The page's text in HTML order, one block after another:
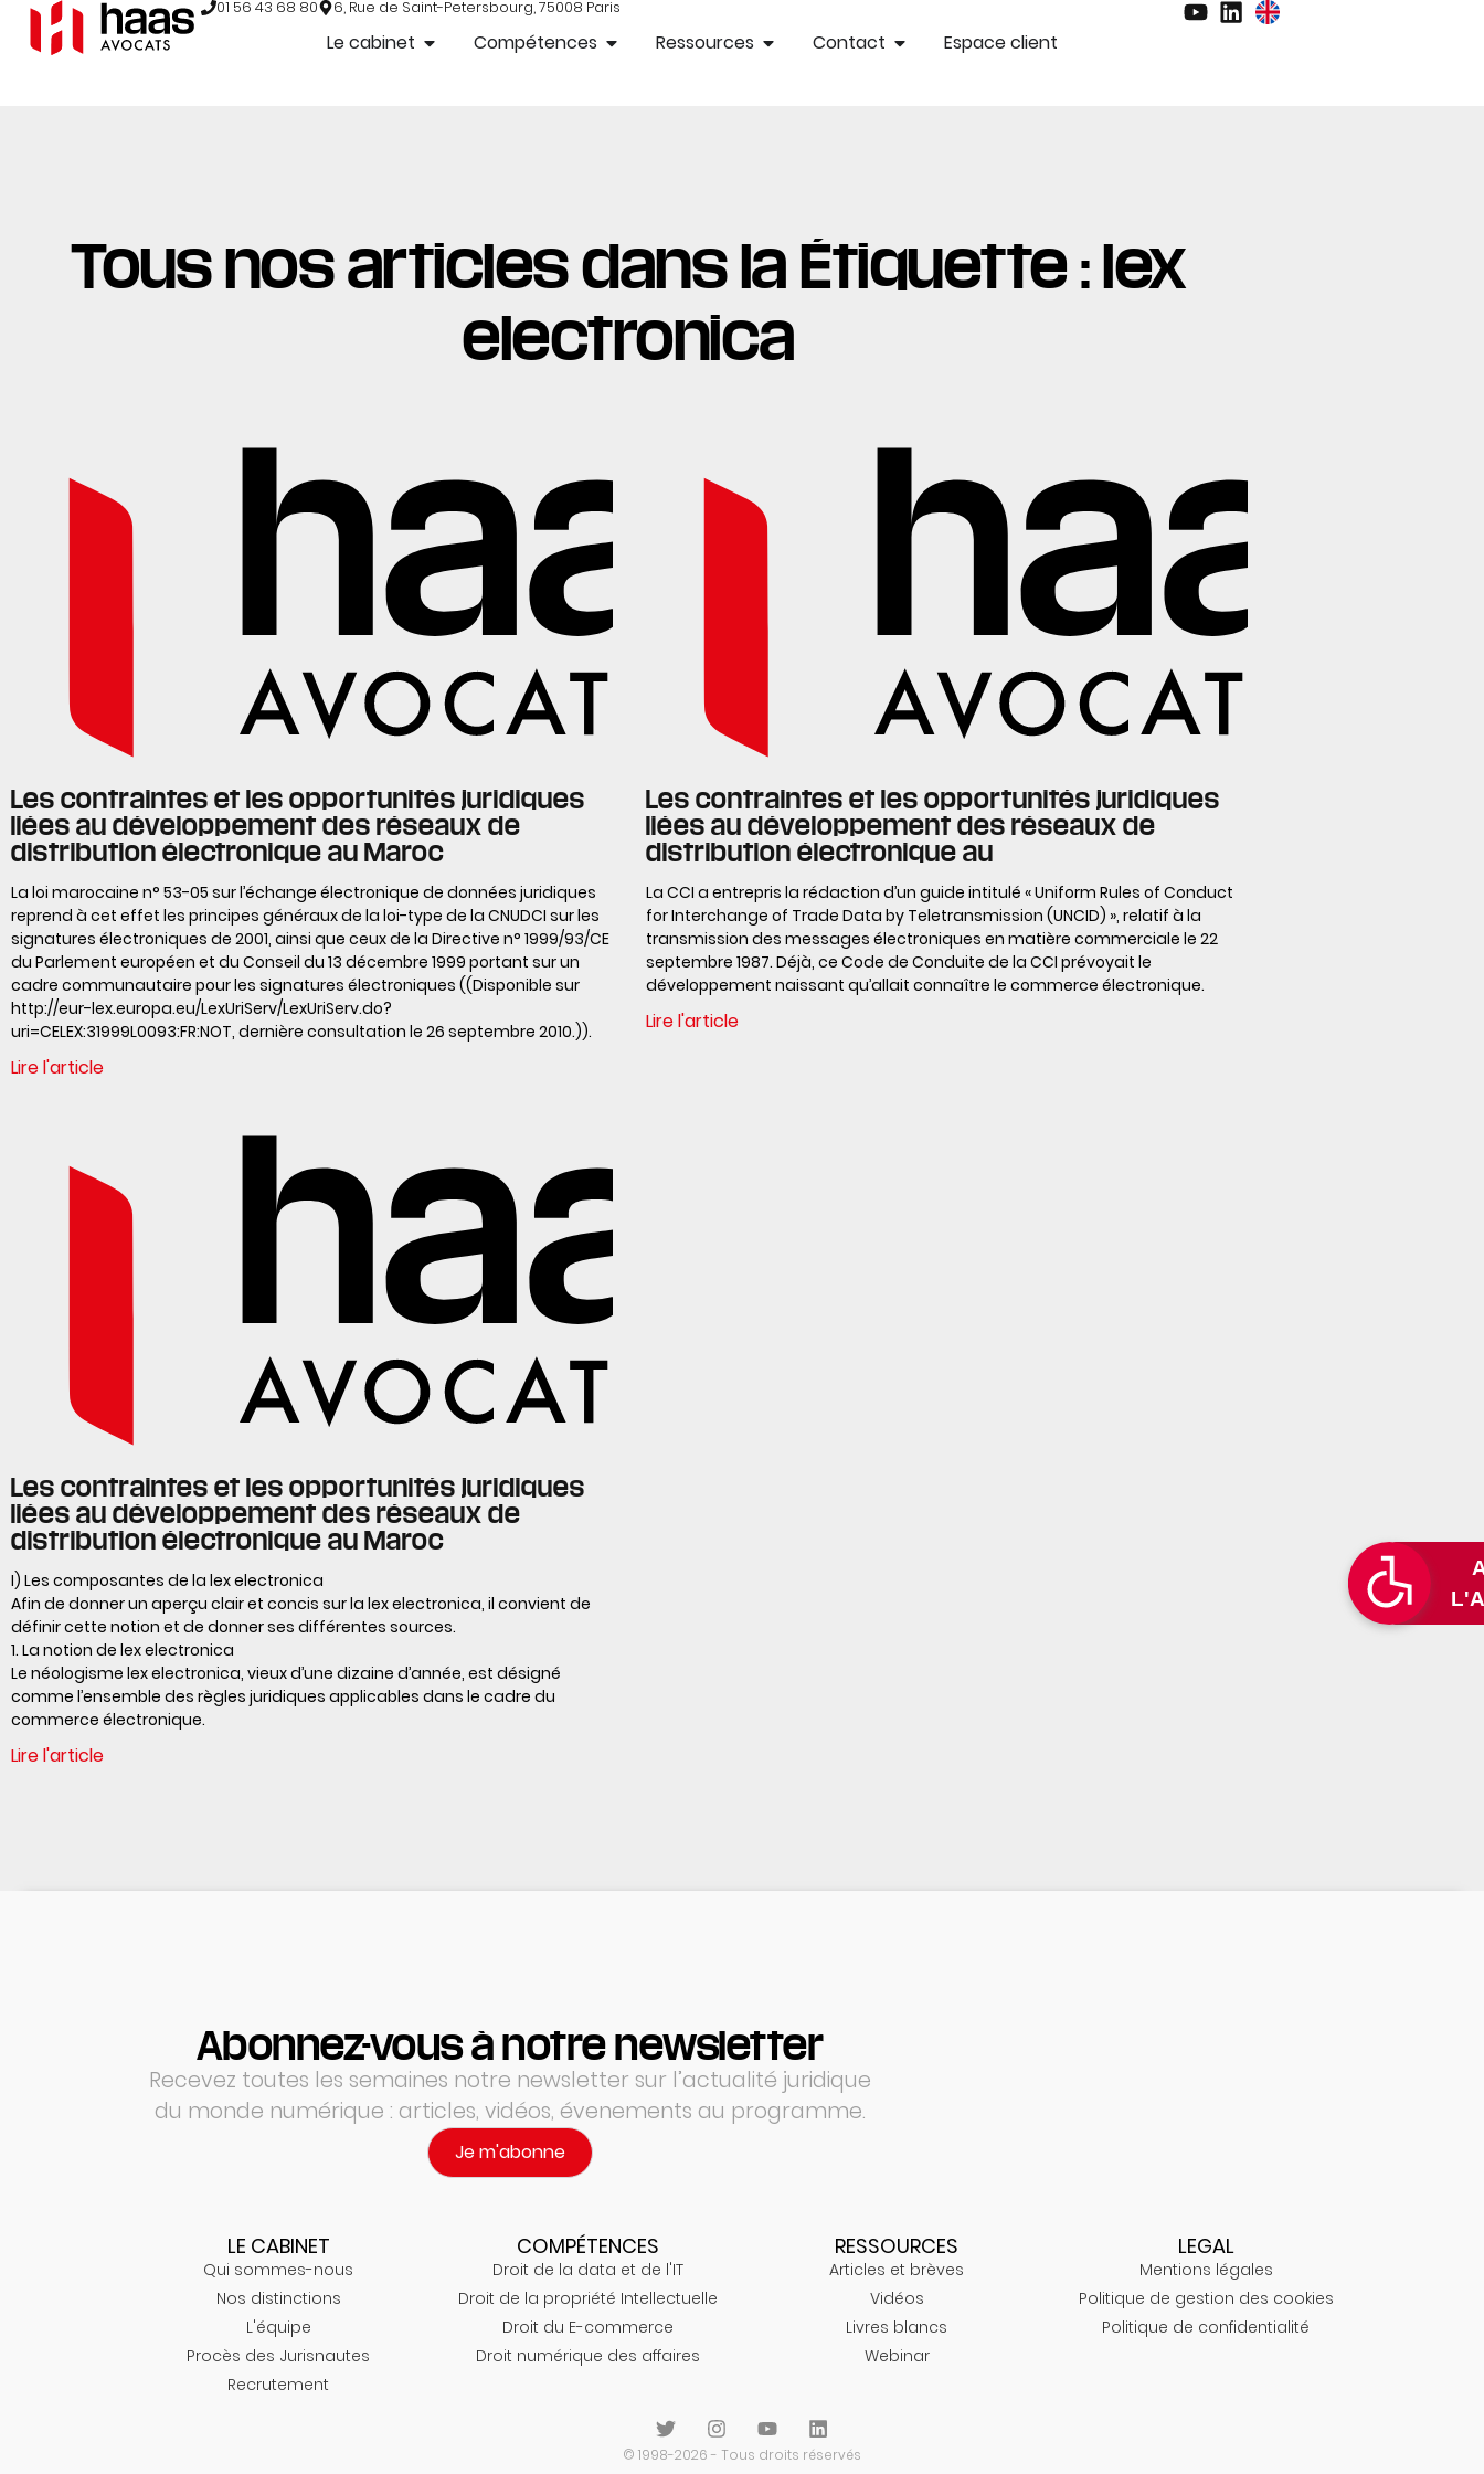
01 56 43 68 80 6, Rue de Saint-Petersbourg, 75008 Paris
Le cabinet Compétences Ressources Contact Espace client
Tous nos articles dans la Étiquette : lex
electronica
Les contraintes et les opportunités juridiques
liées au développement des réseaux de
distribution électronique au Maroc
La loi marocaine n° 53-05 sur l’échange électronique de données juridiques
reprend à cet effet les principes généraux de la loi-type de la CNUDCI sur les
signatures électroniques de 2001, ainsi que ceux de la Directive n° 1999/93/CE
du Parlement européen et du Conseil du 13 décembre 1999 portant sur un
cadre communautaire pour les signatures électroniques ((Disponible sur
http://eur-lex.europa.eu/LexUriServ/LexUriServ.do?
uri=CELEX:31999L0093:FR:NOT, dernière consultation le 26 septembre 2010.)).
Lire l'article
Les contraintes et les opportunités juridiques
liées au développement des réseaux de
distribution électronique au
La CCI a entrepris la rédaction d’un guide intitulé « Uniform Rules of Conduct
for Interchange of Trade Data by Teletransmission (UNCID) », relatif à la
transmission des messages électroniques en matière commerciale le 22
septembre 1987. Déjà, ce Code de Conduite de la CCI prévoyait le
développement naissant qu’allait connaître le commerce électronique.
Lire l'article
Les contraintes et les opportunités juridiques
liées au développement des réseaux de
distribution électronique au Maroc
I) Les composantes de la lex electronica
Afin de donner un aperçu clair et concis sur la lex electronica, il convient de
définir cette notion et de donner ses différentes sources.
1. La notion de lex electronica
Le néologisme lex electronica, vieux d’une dizaine d’année, est désigné
comme l’ensemble des règles juridiques applicables dans le cadre du
commerce électronique.
Lire l'article
Abonnez-vous à notre newsletter
Recevez toutes les semaines notre newsletter sur l’actualité juridique
du monde numérique : articles, vidéos, évenements au programme.
Je m'abonne
LE CABINET
Qui sommes-nous
Nos distinctions
L'équipe
Procès des Jurisnautes
Recrutement
COMPÉTENCES
Droit de la data et de l'IT
Droit de la propriété Intellectuelle
Droit du E-commerce
Droit numérique des affaires
RESSOURCES
Articles et brèves
Vidéos
Livres blancs
Webinar
LEGAL
Mentions légales
Politique de gestion des cookies
Politique de confidentialité
© 1998-2026 - Tous droits réservés